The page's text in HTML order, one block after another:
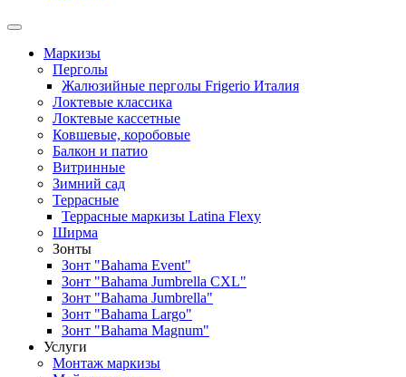
Маркизы
Перголы
Жалюзийные перголы Frigerio Италия
Локтевые классика
Локтевые кассетные
Ковшевые, коробовые
Балкон и патио
Витринные
Зимний сад
Террасные
Террасные маркизы Latina Flexy
Ширма
Зонты
Зонт "Bahama Event"
Зонт "Bahama Jumbrella CXL"
Зонт "Bahama Jumbrella"
Зонт "Bahama Largo"
Зонт "Bahama Magnum"
Услуги
Монтаж маркизы